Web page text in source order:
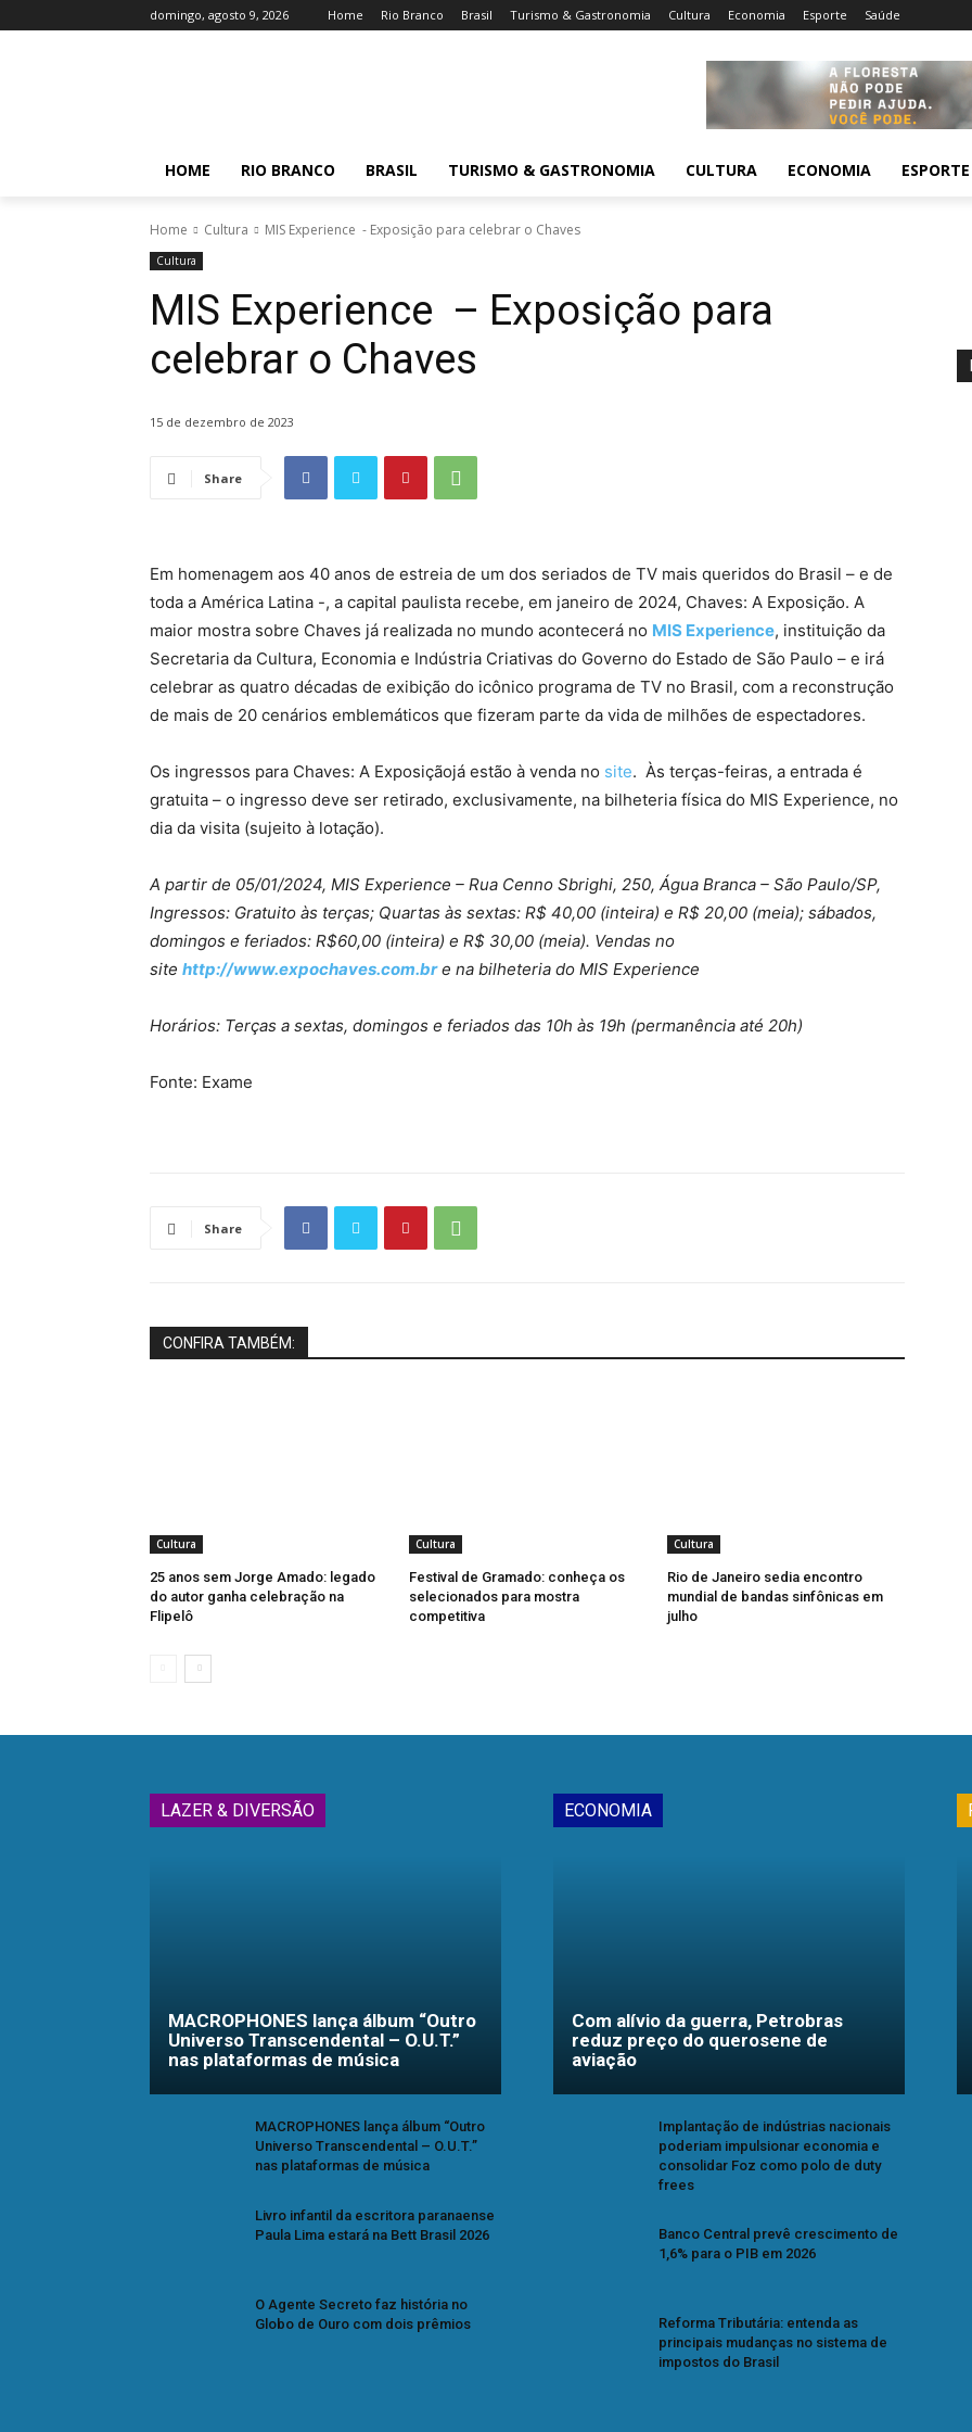
domingo, agosto 9, 2026 Home Rio Branco Brasil Turismo & Gastronomia Cultura Economia Esporte Saúde
HOME RIO BRANCO BRASIL TURISMO & GASTRONOMIA CULTURA ECONOMIA ESPORTE
Home Cultura MIS Experience - Exposição para celebrar o Chaves
Cultura
MIS Experience – Exposição para
celebrar o Chaves
15 de dezembro de 2023
Share
Em homenagem aos 40 anos de estreia de um dos seriados de TV mais queridos do Brasil – e de
toda a América Latina -, a capital paulista recebe, em janeiro de 2024, Chaves: A Exposição. A
maior mostra sobre Chaves já realizada no mundo acontecerá no MIS Experience, instituição da
Secretaria da Cultura, Economia e Indústria Criativas do Governo do Estado de São Paulo – e irá
celebrar as quatro décadas de exibição do icônico programa de TV no Brasil, com a reconstrução
de mais de 20 cenários emblemáticos que fizeram parte da vida de milhões de espectadores.
Os ingressos para Chaves: A Exposiçãojá estão à venda no site. Às terças-feiras, a entrada é
gratuita – o ingresso deve ser retirado, exclusivamente, na bilheteria física do MIS Experience, no
dia da visita (sujeito à lotação).
A partir de 05/01/2024, MIS Experience – Rua Cenno Sbrighi, 250, Água Branca – São Paulo/SP,
Ingressos: Gratuito às terças; Quartas às sextas: R$ 40,00 (inteira) e R$ 20,00 (meia); sábados,
domingos e feriados: R$60,00 (inteira) e R$ 30,00 (meia). Vendas no
site http://www.expochaves.com.bre na bilheteria do MIS Experience
Horários: Terças a sextas, domingos e feriados das 10h às 19h (permanência até 20h)
Fonte: Exame
Share
CONFIRA TAMBÉM:
Cultura
25 anos sem Jorge Amado: legado
do autor ganha celebração na
Flipelô
Cultura
Festival de Gramado: conheça os
selecionados para mostra
competitiva
Cultura
Rio de Janeiro sedia encontro
mundial de bandas sinfônicas em
julho
LAZER & DIVERSÃO
MACROPHONES lança álbum “Outro
Universo Transcendental – O.U.T.”
nas plataformas de música
MACROPHONES lança álbum “Outro
Universo Transcendental – O.U.T.”
nas plataformas de música
Livro infantil da escritora paranaense
Paula Lima estará na Bett Brasil 2026
O Agente Secreto faz história no
Globo de Ouro com dois prêmios
ECONOMIA
Com alívio da guerra, Petrobras
reduz preço do querosene de
aviação
Implantação de indústrias nacionais
poderiam impulsionar economia e
consolidar Foz como polo de duty
frees
Banco Central prevê crescimento de
1,6% para o PIB em 2026
Reforma Tributária: entenda as
principais mudanças no sistema de
impostos do Brasil